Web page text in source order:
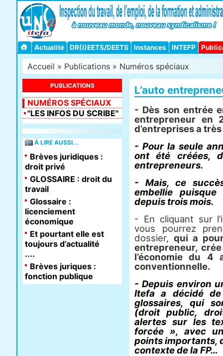
Actualité DR(I)EETS/DEETS Instances INTEFP
Accueil » Publications » Numéros spéciaux
L’auto
- Dès son entrée
entrepreneur en
d’entreprises a
- Pour la seule
ont été créées,
entrepreneurs.
- Mais, ce
embellie
depuis trois mois.
- En cliquant sur
vous pourrez
dossier,qui a
entrepreneur,
l’économie du 4
conventionnelle.
- Depuis environ
Itefa a décidé de
glossaires, qui
(droit public,
alertes sur les
forcée », avec
points importants,
contexte de la FP…
PUBLICATIONS
NUMÉROS SPÉCIAUX
"LES INFOS DU SCRIBE"
À LIRE AUSSI...
Brèves juridiques :
droit privé
GLOSSAIRE : droit du
travail
Glossaire :
licenciement
économique
Et pourtant elle est
toujours d’actualité
....
Brèves juriques :
fonction publique